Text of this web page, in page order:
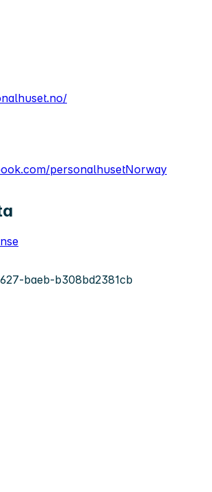
personalhusetNorway
baeb-b308bd2381cb